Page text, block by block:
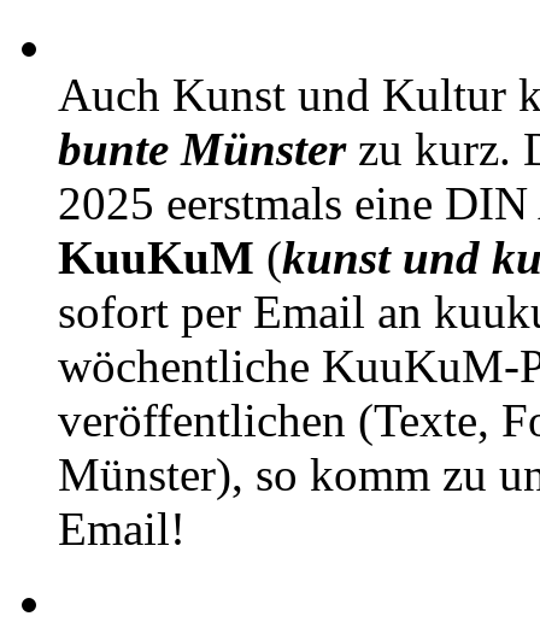
Auch Kunst und Kultur
bunte Münsterzu kurz.
2025 eerstmals eine
KuuKuM (kunst und
sofort per Email an
wöchentliche KuuKuM-
veröffentlichen (Texte,
Münster), so komm zu
Email!